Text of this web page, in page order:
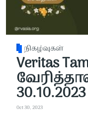
நிகழ்வுகள்
Veritas
30.10.2023
Oct 30, 2023